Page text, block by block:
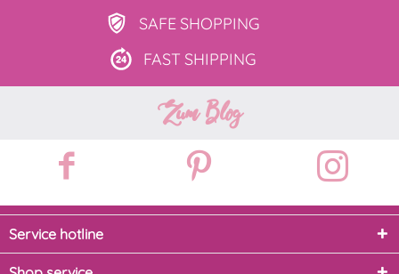
SAFE SHOPPING
FAST SHIPPING
Zum Blog
Service hotline